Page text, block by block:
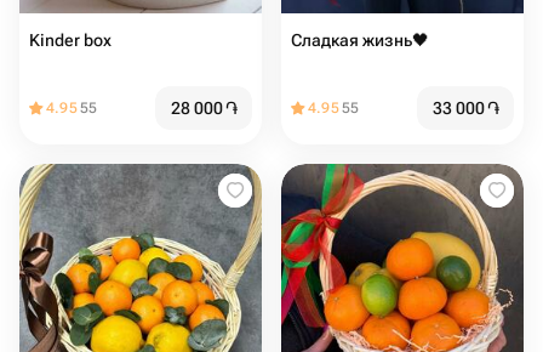
Kinder box
4.9555 28 000֏
Сладкая жизнь🖤
4.9555 33 000֏